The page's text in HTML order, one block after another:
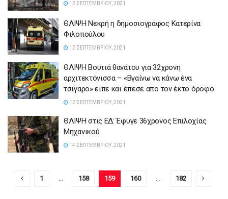
12 ΣΕΠΤΕΜΒΡΊΟΥ, 2021
ΘΛΙΨΗ Νεκρή η δημοσιογράφος Κατερίνα
Φιλοπούλου
12 ΣΕΠΤΕΜΒΡΊΟΥ, 2021
ΘΛΙΨΗ Βουτιά θανάτου για 32χρονη
αρχιτεκτόνισσα – «Βγαίνω να κάνω ένα
τσιγαρο» είπε και έπεσε απο τον έκτο όροφο
12 ΣΕΠΤΕΜΒΡΊΟΥ, 2021
ΘΛΙΨΗ στις ΕΔ: Έφυγε 36χρονος Επιλοχίας
Μηχανικού
14 ΣΕΠΤΕΜΒΡΊΟΥ, 2021
1 158 159 160 182